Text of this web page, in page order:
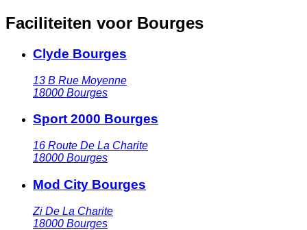
Faciliteiten voor Bourges
Clyde Bourges
13 B Rue Moyenne
18000 Bourges
Sport 2000 Bourges
16 Route De La Charite
18000 Bourges
Mod City Bourges
Zi De La Charite
18000 Bourges